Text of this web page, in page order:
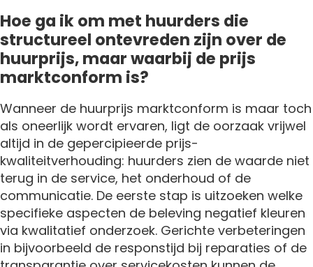
Hoe ga ik om met huurders die
structureel ontevreden zijn over de
huurprijs, maar waarbij de prijs
marktconform is?
Wanneer de huurprijs marktconform is maar toch
als oneerlijk wordt ervaren, ligt de oorzaak vrijwel
altijd in de gepercipieerde prijs-
kwaliteitverhouding: huurders zien de waarde niet
terug in de service, het onderhoud of de
communicatie. De eerste stap is uitzoeken welke
specifieke aspecten de beleving negatief kleuren
via kwalitatief onderzoek. Gerichte verbeteringen
in bijvoorbeeld de responstijd bij reparaties of de